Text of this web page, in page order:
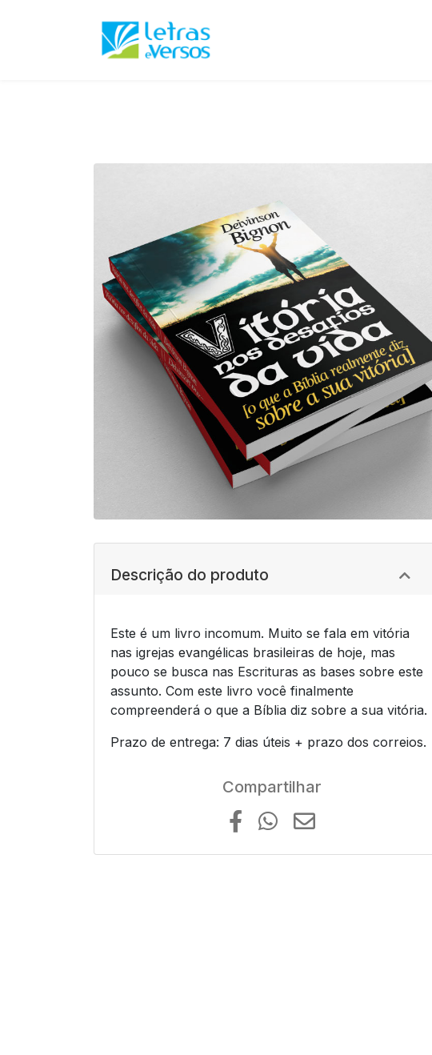
Descrição do produto
Este é um livro incomum. Muito se fala em vitória
nas igrejas evangélicas brasileiras de hoje, mas
pouco se busca nas Escrituras as bases sobre este
assunto. Com este livro você finalmente
compreenderá o que a Bíblia diz sobre a sua vitória.
Prazo de entrega: 7 dias úteis + prazo dos correios.
Compartilhar